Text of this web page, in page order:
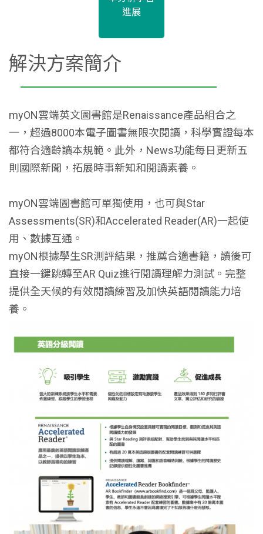
進展
解決方案簡介
myON雲端英文圖書館是Renaissance產品組合之
一，超過8000本電子圖書無限次閱讀，科學實證每本
都符合適齡讀本規範。此外，News功能每日更新五
則國際新聞，拓展時事新知和閱讀素養。
myON雲端圖書館可單獨使用，也可與Star
Assessments(SR)和Accelerated Reader(AR)一起使
用、數據互通。
myON根據學生SR測評結果，推薦合適書籍，讀後可
直接一鍵跳轉至AR Quiz進行閱讀理解力測試。完整
提供全天候的有效閱讀練習及加快英語閱讀能力培
養。